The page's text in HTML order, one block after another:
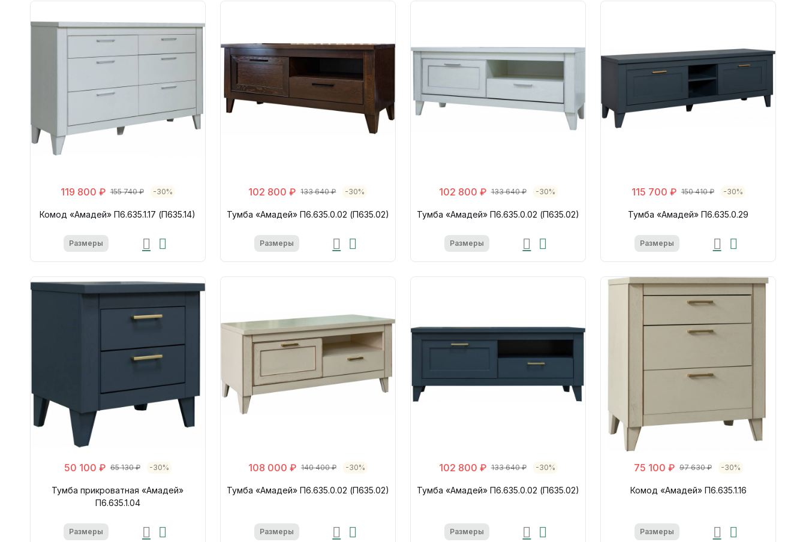
119 800 ₽ 155 740 ₽ -30%
Комод «Амадей» П6.635.1.17 (П635.14)
Размеры
102 800 ₽ 133 640 ₽ -30%
Тумба «Амадей» П6.635.0.02 (П635.02)
Размеры
102 800 ₽ 133 640 ₽ -30%
Тумба «Амадей» П6.635.0.02 (П635.02)
Размеры
115 700 ₽ 150 410 ₽ -30%
Тумба «Амадей» П6.635.0.29
Размеры
50 100 ₽ 65 130 ₽ -30%
Тумба прикроватная «Амадей»
П6.635.1.04
Размеры
108 000 ₽ 140 400 ₽ -30%
Тумба «Амадей» П6.635.0.02 (П635.02)
Размеры
102 800 ₽ 133 640 ₽ -30%
Тумба «Амадей» П6.635.0.02 (П635.02)
Размеры
75 100 ₽ 97 630 ₽ -30%
Комод «Амадей» П6.635.1.16
Размеры